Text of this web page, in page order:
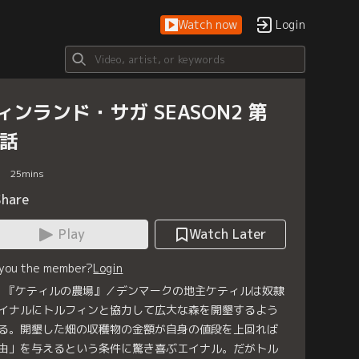
Watch now Login
ンランド・サガ SEASON2 第
25mins
Play
Watch Later
the member?Login
ケティルの農場』／デンマークの地主ケティルは奴隷
ナルにトルフィンと協力して広大な森を開墾するよう
。開墾した畑の収穫物の金額が自身の値段を上回れば
」を与えるという条件に驚き喜ぶエイナル。だがトル